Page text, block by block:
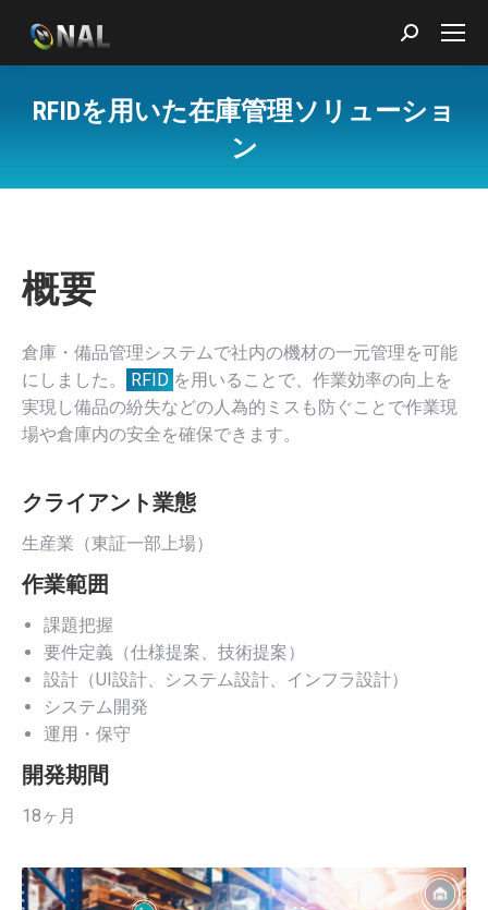
Search:
RFIDを用いた在庫管理ソリューショ
ン
概要
倉庫・備品管理システムで社内の機材の一元管理を可能
にしました。
RFID を用いることで、作業効率の向上を
実現し備品の紛失などの人為的ミスも防ぐことで作業現
場や倉庫内の安全を確保できます。
クライアント業態
生産業（東証一部上場）
作業範囲
課題把握
要件定義（仕様提案、技術提案）
設計（UI設計、システム設計、インフラ設計）
システム開発
運用・保守
開発期間
18ヶ月